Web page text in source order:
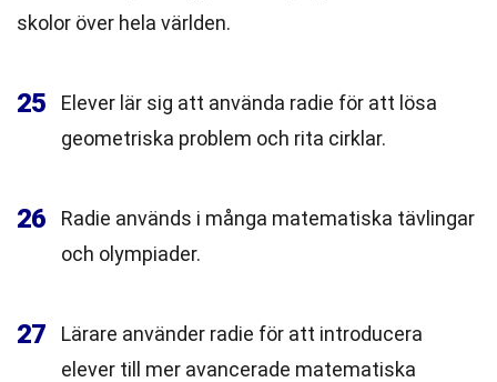
skolor över hela världen.
25
Elever lär sig att använda radie för att lösa
geometriska problem och rita cirklar.
26
Radie används i många matematiska tävlingar
och olympiader.
27
Lärare använder radie för att introducera
elever till mer avancerade matematiska